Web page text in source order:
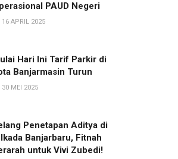
PAUD Negeri
16 APRIL 2025
Hari Ini Tarif Parkir di
Banjarmasin Turun
30 MEI 2025
Penetapan Aditya di
Banjarbaru, Fitnah
untuk Vivi Zubedi!